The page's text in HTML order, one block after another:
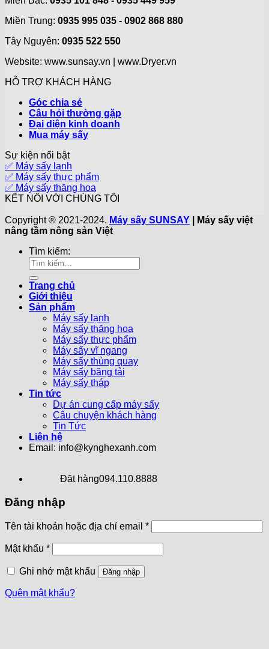
Miền Trung: 0935 995 035 - 0902 868 880
Tây Nguyên: 0935 522 550
Website: www.sunsay.vn | www.Dryer.vn
HỖ TRỢ KHÁCH HÀNG
Góc chia sẻ
Câu hỏi thường gặp
Đại diện kinh doanh
Mua máy sấy
Sự kiện nổi bật
✅ Máy sấy lạnh
✅ Máy sấy thực phẩm
✅ Máy sấy thăng hoa
KẾT NỐI VỚI CHÚNG TÔI
Copyright ® 2021-2024. Máy sấy SUNSAY | Máy sấy việt
nâng tầm nông sản Việt
Tìm kiếm:
Trang chủ
Giới thiệu
Sản phẩm
Máy sấy lạnh
Máy sấy thăng hoa
Máy sấy thực phẩm
Máy sấy vĩ ngang
Máy sấy thùng quay
Máy sấy băng tải
Máy sấy tháp
Tin tức
Dự án cung cấp máy sấy
Câu chuyện khách hàng
Tin Tức
Liên hệ
Email: info@kynghexanh.com
Đặt hàng094.110.8888
Đăng nhập
Tên tài khoản hoặc địa chỉ email *
Mật khẩu *
Ghi nhớ mật khẩu Đăng nhập
Quên mật khẩu?